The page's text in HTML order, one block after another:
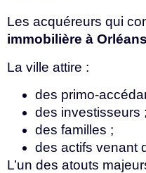
Les acquéreurs qui
immobilière à Orléans
La ville attire :
des primo-
des investisseurs ;
des familles ;
des actifs venant
L’un des atouts